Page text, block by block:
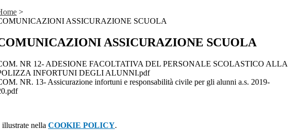
>
ASSICURAZIONE SCUOLA
ASSICURAZIONE SCUOLA
NR 12- ADESIONE FACOLTATIVA DEL PERSONALE SCOLASTICO ALLA
INFORTUNI DEGLI ALUNNI.pdf
NR. 13- Assicurazione infortuni e responsabilità civile per gli alunni a.s. 2019-
nella COOKIE POLICY.